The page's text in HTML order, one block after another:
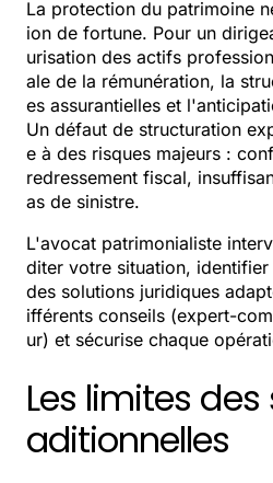
La protection du patrimoine
ion de fortune. Pour un
urisation des actifs
ale de la rémunération, la
es assurantielles et
Un défaut de structuration
e à des risques majeurs :
redressement fiscal,
as de sinistre.
L'avocat patrimonialiste
diter votre situation,
des solutions juridiques
ifférents conseils (expert-
ur) et sécurise chaque
Les limites
aditionnelles